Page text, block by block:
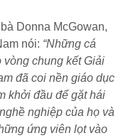
Donna McGowan,
nói: “Những cá
chung kết Giải
đã coi nền giáo dục
khởi đầu để gặt hái
nghiệp của họ và
ứng viên lọt vào